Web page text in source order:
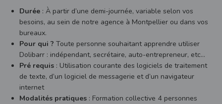
Durée : À partir d’une demi-journée, variable selon vos
besoins, au sein de notre agence à Montpellier ou dans vos
bureaux.
Pour qui ? Toute personne souhaitant apprendre utiliser
Dolibarr : indépendant, secrétaire, auto-entrepreneur, etc…
Pré requis : Utilisation courante des logiciels de traitement
de texte, d’un logiciel de messagerie et d’un navigateur
internet
Modalités pratiques : Formation collective 4 personnes